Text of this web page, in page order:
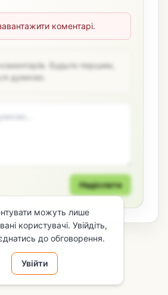
коментарі.
Будьте першим,
думкою.
Надіслати
можуть лише
користувачі. Увійдіть,
до обговорення.
Увійти